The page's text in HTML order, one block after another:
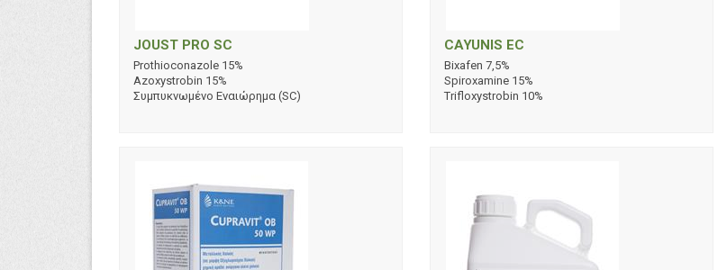
JOUST PRO SC
Prothioconazole 15%
Azoxystrobin 15%
Συμπυκνωμένο Εναιώρημα (SC)
CAYUNIS EC
Bixafen 7,5%
Spiroxamine 15%
Trifloxystrobin 10%